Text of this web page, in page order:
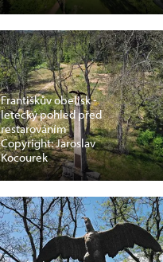
Františkův obelisk -
letecký pohled před
restarováním
Copyright: Jaroslav
Kocourek